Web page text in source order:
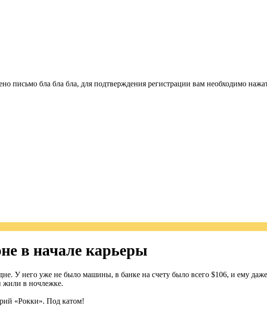
письмо бла бла бла, для подтверждения регистрации вам необходимо
в начале карьеры
У него уже не было машины, в банке на счету было всего $106, и ему
жили в ночлежке.
«Рокки». Под катом!